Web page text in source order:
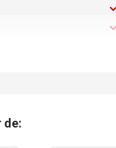
de: